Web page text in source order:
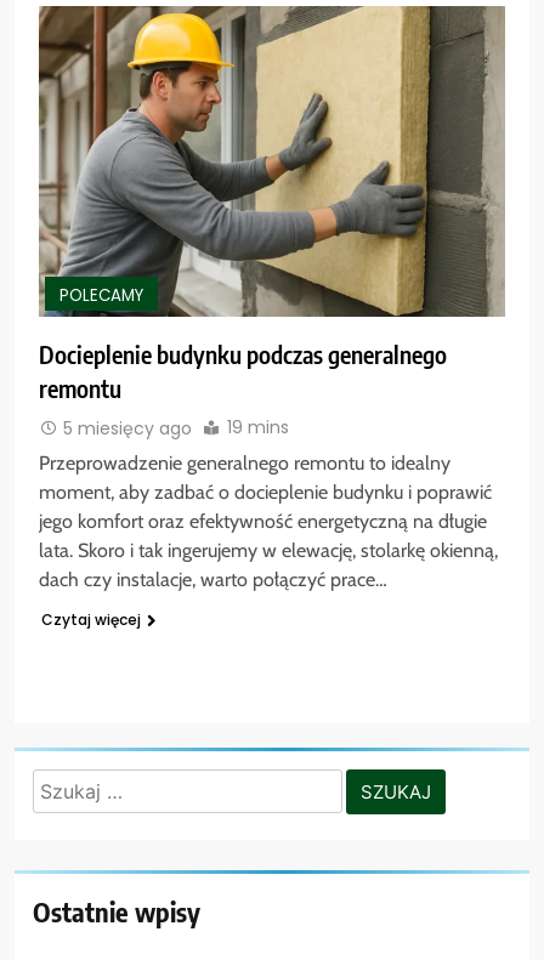
POLECAMY
Docieplenie budynku podczas generalnego
remontu
5 miesięcy ago 19 mins
Przeprowadzenie generalnego remontu to idealny
moment, aby zadbać o docieplenie budynku i poprawić
jego komfort oraz efektywność energetyczną na długie
lata. Skoro i tak ingerujemy w elewację, stolarkę okienną,
dach czy instalacje, warto połączyć prace…
Czytaj więcej
Szukaj:
Ostatnie wpisy